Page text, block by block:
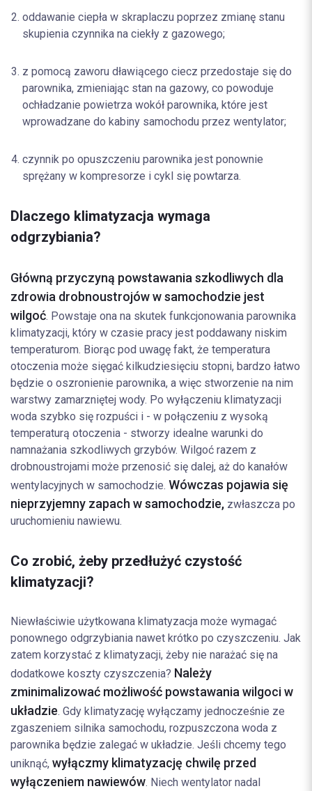
oddawanie ciepła w skraplaczu poprzez zmianę stanu
skupienia czynnika na ciekły z gazowego;
z pomocą zaworu dławiącego ciecz przedostaje się do
parownika, zmieniając stan na gazowy, co powoduje
ochładzanie powietrza wokół parownika, które jest
wprowadzane do kabiny samochodu przez wentylator;
czynnik po opuszczeniu parownika jest ponownie
sprężany w kompresorze i cykl się powtarza.
Dlaczego klimatyzacja wymaga
odgrzybiania?
Główną przyczyną powstawania szkodliwych dla
zdrowia drobnoustrojów w samochodzie jest
wilgoć. Powstaje ona na skutek funkcjonowania parownika
klimatyzacji, który w czasie pracy jest poddawany niskim
temperaturom. Biorąc pod uwagę fakt, że temperatura
otoczenia może sięgać kilkudziesięciu stopni, bardzo łatwo
będzie o oszronienie parownika, a więc stworzenie na nim
warstwy zamarzniętej wody. Po wyłączeniu klimatyzacji
woda szybko się rozpuści i - w połączeniu z wysoką
temperaturą otoczenia - stworzy idealne warunki do
namnażania szkodliwych grzybów. Wilgoć razem z
drobnoustrojami może przenosić się dalej, aż do kanałów
wentylacyjnych w samochodzie. Wówczas pojawia się
nieprzyjemny zapach w samochodzie, zwłaszcza po
uruchomieniu nawiewu.
Co zrobić, żeby przedłużyć czystość
klimatyzacji?
Niewłaściwie użytkowana klimatyzacja może wymagać
ponownego odgrzybiania nawet krótko po czyszczeniu. Jak
zatem korzystać z klimatyzacji, żeby nie narażać się na
dodatkowe koszty czyszczenia? Należy
zminimalizować możliwość powstawania wilgoci w
układzie. Gdy klimatyzację wyłączamy jednocześnie ze
zgaszeniem silnika samochodu, rozpuszczona woda z
parownika będzie zalegać w układzie. Jeśli chcemy tego
uniknąć, wyłączmy klimatyzację chwilę przed
wyłączeniem nawiewów. Niech wentylator nadal